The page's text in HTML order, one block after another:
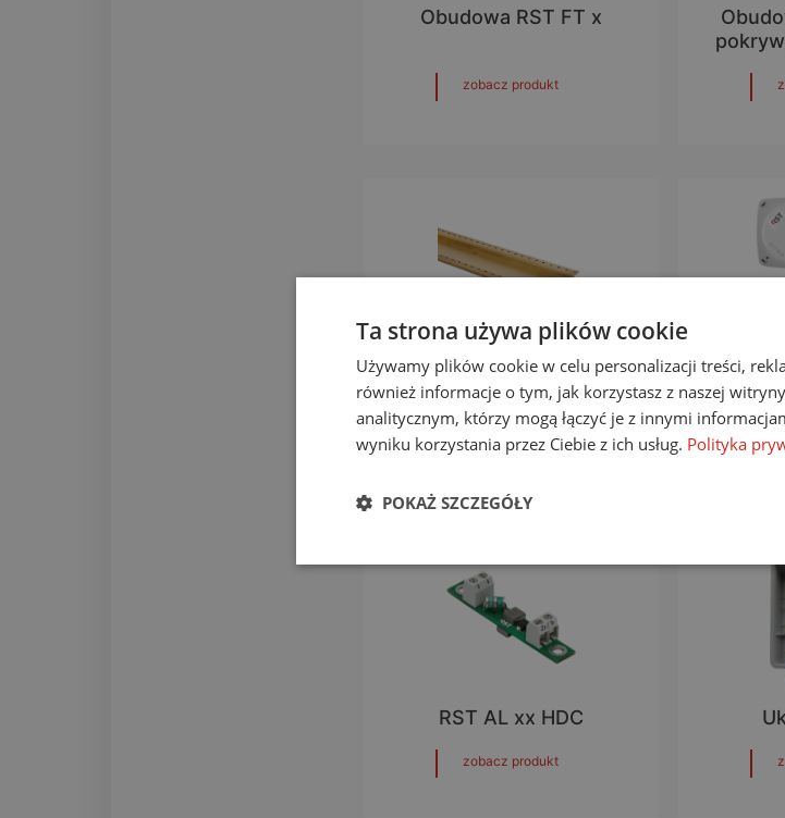
Obudowa RST FT x
zobacz produkt
Szyna montażowa RST AL
zobacz produkt
RST AL xx HDC
zobacz produkt
Ta strona używa plików cookie
Używamy plików cookie w celu personalizacji treści,
również informacje o tym, jak korzystasz z naszej
analitycznym, którzy mogą łączyć je z innymi
wyniku korzystania przez Ciebie z ich usług. Polityka
POKAŻ SZCZEGÓŁY